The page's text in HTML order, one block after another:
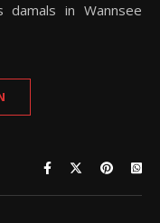
damals in Wannsee